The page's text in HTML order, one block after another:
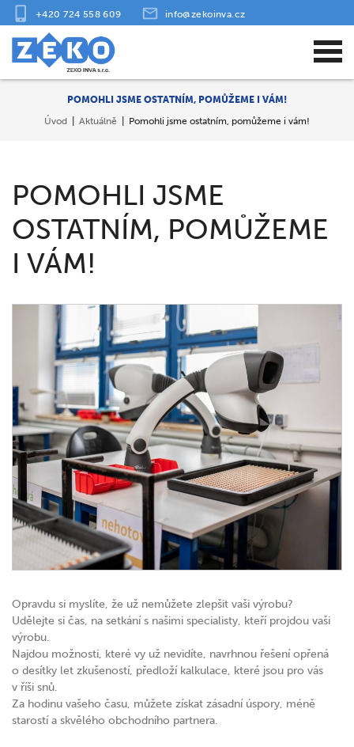
+420 724 558 609 info@zekoinva.cz
POMOHLI JSME OSTATNÍM, POMŮŽEME I VÁM!
Úvod
Aktuálně Pomohli jsme ostatním, pomůžeme i vám!
POMOHLI JSME
OSTATNÍM, POMŮŽEME
I VÁM!
Opravdu si myslíte, že už nemůžete zlepšit vaši výrobu?
Udělejte si čas, na setkání s našimi specialisty, kteří projdou vaši
výrobu.
Najdou možnosti, které vy už nevidíte, navrhnou řešení opřená
o desítky let zkušeností, předloží kalkulace, které jsou pro vás
v říši snů.
Za hodinu vašeho času, můžete získat zásadní úspory, méně
starostí a skvělého obchodního partnera.